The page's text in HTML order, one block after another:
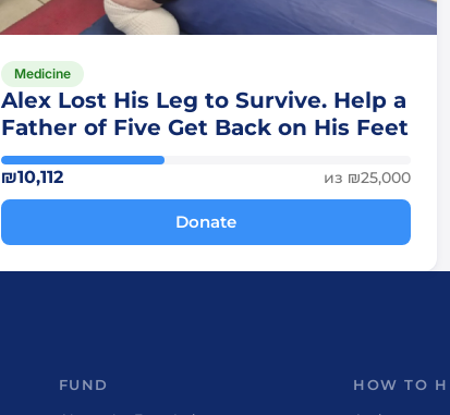
Medicine
Alex Lost His Leg to Survive. Help a
Father of Five Get Back on His Feet
₪10,112 из ₪25,000
Donate
FUND HOW TO